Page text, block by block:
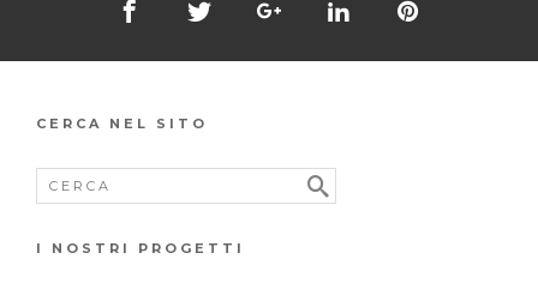
CERCA NEL SITO
I NOSTRI PROGETTI